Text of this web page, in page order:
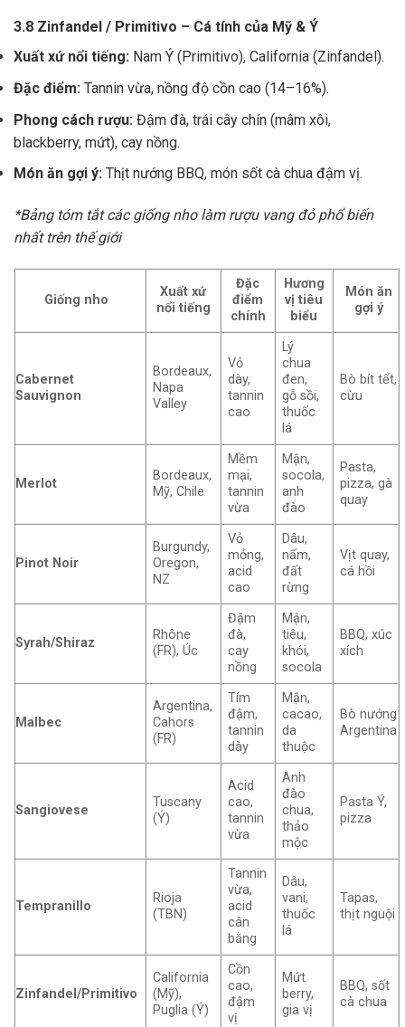
3.8 Zinfandel / Primitivo – Cá tính của Mỹ & Ý
Xuất xứ nổi tiếng: Nam Ý (Primitivo), California (Zinfandel).
Đặc điểm: Tannin vừa, nồng độ cồn cao (14–16%).
Phong cách rượu: Đậm đà, trái cây chín (mâm xôi,
blackberry, mứt), cay nồng.
Món ăn gợi ý: Thịt nướng BBQ, món sốt cà chua đậm vị.
*Bảng tóm tắt các giống nho làm rượu vang đỏ phổ biến
nhất trên thế giới
Giống nho
Xuất xứ
nổi tiếng
Đặc
điểm
chính
Hương
vị tiêu
biểu
Món ăn
gợi ý
Cabernet
Sauvignon
Bordeaux,
Napa
Valley
Vỏ
dày,
tannin
cao
Lý
chua
đen,
gỗ sồi,
thuốc
lá
Bò bít tết,
cừu
Merlot
Bordeaux,
Mỹ, Chile
Mềm
mại,
tannin
vừa
Mận,
socola,
anh
đào
Pasta,
pizza, gà
quay
Pinot Noir
Burgundy,
Oregon,
NZ
Vỏ
mỏng,
acid
cao
Dâu,
nấm,
đất
rừng
Vịt quay,
cá hồi
Syrah/Shiraz
Rhône
(FR), Úc
Đậm
đà,
cay
nồng
Mận,
tiêu,
khói,
socola
BBQ, xúc
xích
Malbec
Argentina,
Cahors
(FR)
Tím
đậm,
tannin
dày
Mận,
cacao,
da
thuộc
Bò nướng
Argentina
Sangiovese
Tuscany
(Ý)
Acid
cao,
tannin
vừa
Anh
đào
chua,
thảo
mộc
Pasta Ý,
pizza
Tempranillo
Rioja
(TBN)
Tannin
vừa,
acid
cân
bằng
Dâu,
vani,
thuốc
lá
Tapas,
thịt nguội
Zinfandel/Primitivo
California
(Mỹ),
Puglia (Ý)
Cồn
cao,
đậm
vị
Mứt
berry,
gia vị
BBQ, sốt
cà chua